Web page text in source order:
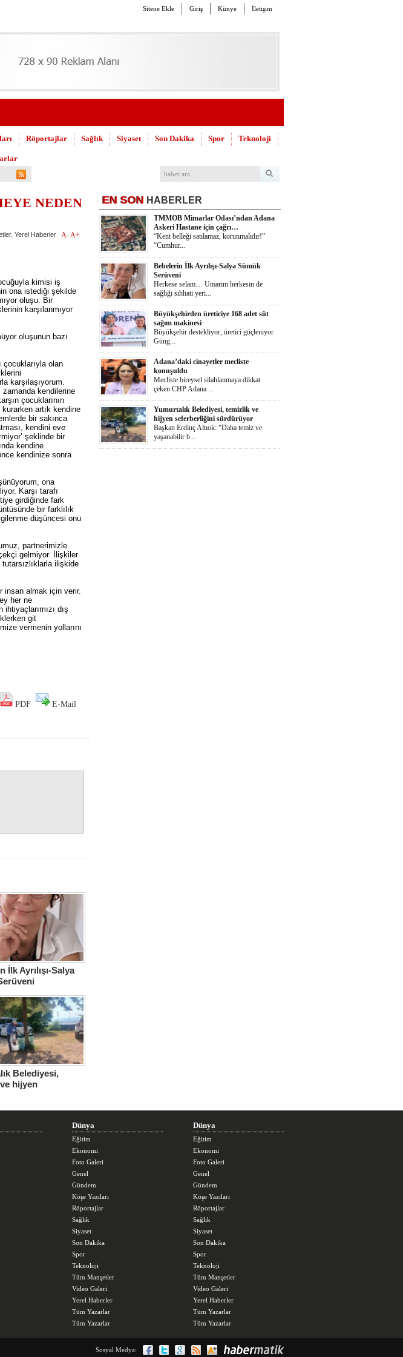
Sitene Ekle Giriş Künye İletişim
Röportajlar Sağlık Siyaset Son Dakika Spor Teknoloji
NEDEN
, Yerel Haberler A-A+
kimisi iş
ona istediği şekilde
oluşu. Bir
karşılanmıyor
oluşunun bazı
çocuklarıyla olan
karşılaşıyorum.
zamanda kendilerine
çocuklarının
kurarken artık kendine
bir sakınca
kendini eve
şeklinde bir
kendine
kendinize sonra
ona
Karşı tarafı
girdiğinde fark
bir farklılık
düşüncesi onu
partnerimizle
gelmiyor. İlişkiler
ilişkide
insan almak için verir.
her ne
dış
git
vermenin yollarını
PDF E-Mail
İlk Ayrılışı-Salya
Belediyesi,
hijyen
EN SON HABERLER
TMMOB Mimarlar Odası’ndan Adana
Askeri Hastane için çağrı…
“Kent belleği satılamaz, korunmalıdır!”
“Cumhur...
Bebelerin İlk Ayrılışı-Salya Sümük
Serüveni
Herkese selam… Umarım herkesin de
sağlığı sıhhati yeri...
Büyükşehirden üreticiye 168 adet süt
sağım makinesi
Büyükşehir destekliyor, üretici güçleniyor
Güng...
Adana’daki cinayetler mecliste
konuşuldu
Mecliste bireysel silahlanmaya dikkat
çeken CHP Adana ...
Yumurtalık Belediyesi, temizlik ve
hijyen seferberliğini sürdürüyor
Başkan Erdinç Altıok: “Daha temiz ve
yaşanabilir b...
Dünya
Eğitim
Ekonomi
Foto Galeri
Genel
Gündem
Köşe Yazıları
Röportajlar
Sağlık
Siyaset
Son Dakika
Spor
Teknoloji
Tüm Manşetler
Video Galeri
Yerel Haberler
Tüm Yazarlar
Tüm Yazarlar
Dünya
Eğitim
Ekonomi
Foto Galeri
Genel
Gündem
Köşe Yazıları
Röportajlar
Sağlık
Siyaset
Son Dakika
Spor
Teknoloji
Tüm Manşetler
Video Galeri
Yerel Haberler
Tüm Yazarlar
Tüm Yazarlar
Sosyal Medya: